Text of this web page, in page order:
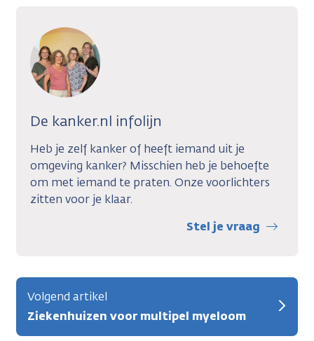
De kanker.nl infolijn
Heb je zelf kanker of heeft iemand uit je
omgeving kanker? Misschien heb je behoefte
om met iemand te praten. Onze voorlichters
zitten voor je klaar.
Stel je vraag
Volgend artikel
Ziekenhuizen voor multipel myeloom